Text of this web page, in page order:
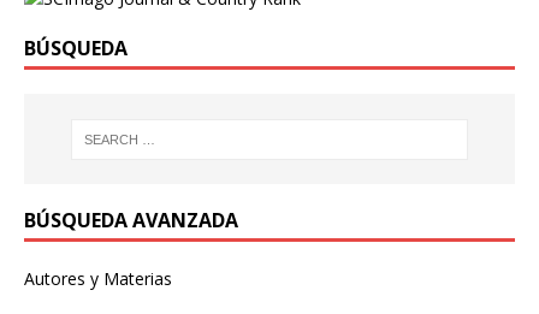
BÚSQUEDA
BÚSQUEDA AVANZADA
Autores y Materias